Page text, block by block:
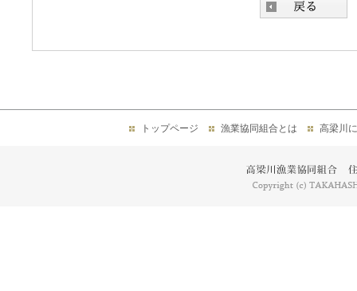
トップページ 漁業協同組合とは 高梁川